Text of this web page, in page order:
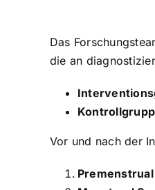
Das
die an
Vor und nach der
Premenstrual